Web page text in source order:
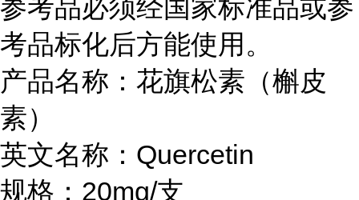
参考品必须经国家标准品或参
考品标化后方能使用。
产品名称：花旗松素（槲皮
素）
英文名称：Quercetin
规格：20mg/支